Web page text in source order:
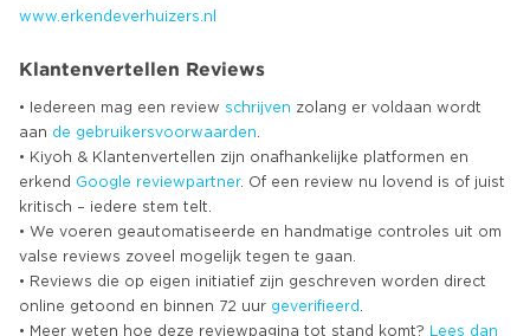
www.erkendeverhuizers.nl
Klantenvertellen Reviews
• Iedereen mag een review schrijven zolang er voldaan wordt
aan de gebruikersvoorwaarden
• Kiyoh & Klantenvertellen zijn onafhankelijke platformen en
erkend Google reviewpartner. Of een review nu lovend is of juist
kritisch – iedere stem telt.
• We voeren geautomatiseerde en handmatige controles uit om
valse reviews zoveel mogelijk tegen te gaan.
• Reviews die op eigen initiatief zijn geschreven worden direct
online getoond en binnen 72 uur geverifieerd
• Meer weten hoe deze reviewpagina tot stand komt?
Lees dan